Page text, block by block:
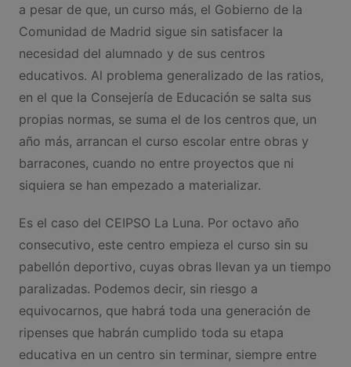
a pesar de que, un curso más, el Gobierno de la
Comunidad de Madrid sigue sin satisfacer la
necesidad del alumnado y de sus centros
educativos. Al problema generalizado de las ratios,
en el que la Consejería de Educación se salta sus
propias normas, se suma el de los centros que, un
año más, arrancan el curso escolar entre obras y
barracones, cuando no entre proyectos que ni
siquiera se han empezado a materializar.
Es el caso del CEIPSO La Luna. Por octavo año
consecutivo, este centro empieza el curso sin su
pabellón deportivo, cuyas obras llevan ya un tiempo
paralizadas. Podemos decir, sin riesgo a
equivocarnos, que habrá toda una generación de
ripenses que habrán cumplido toda su etapa
educativa en un centro sin terminar, siempre entre